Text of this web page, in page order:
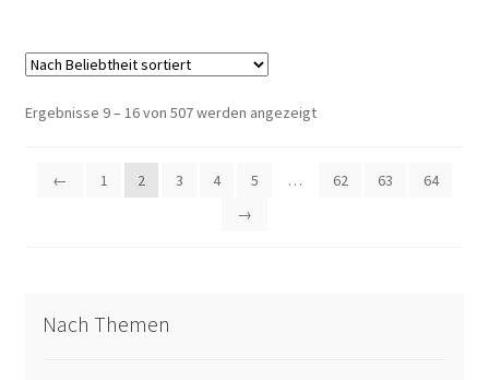
Ergebnisse 9 – 16 von 507 werden angezeigtNach
←
1 2 3 4 5 … 62 63
64
→
Nach Themen